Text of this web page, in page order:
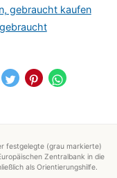
gebraucht kaufen
festgelegte (grau markierte)
Zentralbank in die
als Orientierungshilfe.